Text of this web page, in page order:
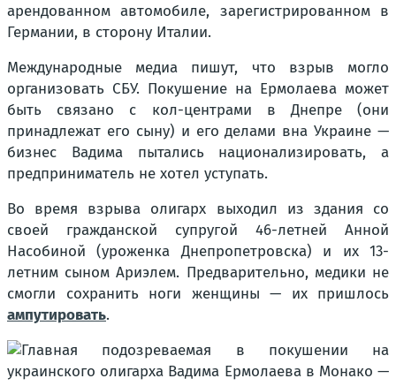
арендованном автомобиле, зарегистрированном в
Германии, в сторону Италии.
Международные медиа пишут, что взрыв могло
организовать СБУ. Покушение на Ермолаева может
быть связано с кол-центрами в Днепре (они
принадлежат его сыну) и его делами вна Украине —
бизнес Вадима пытались национализировать, а
предприниматель не хотел уступать.
Во время взрыва олигарх выходил из здания со
своей гражданской супругой 46-летней Анной
Насобиной (уроженка Днепропетровска) и их 13-
летним сыном Ариэлем. Предварительно, медики не
смогли сохранить ноги женщины — их пришлось
ампутировать.